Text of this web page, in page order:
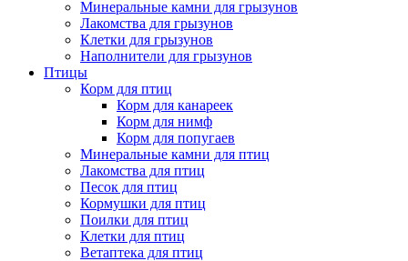
Минеральные камни для грызунов
Лакомства для грызунов
Клетки для грызунов
Наполнители для грызунов
Птицы
Корм для птиц
Корм для канареек
Корм для нимф
Корм для попугаев
Минеральные камни для птиц
Лакомства для птиц
Песок для птиц
Кормушки для птиц
Поилки для птиц
Клетки для птиц
Ветаптека для птиц